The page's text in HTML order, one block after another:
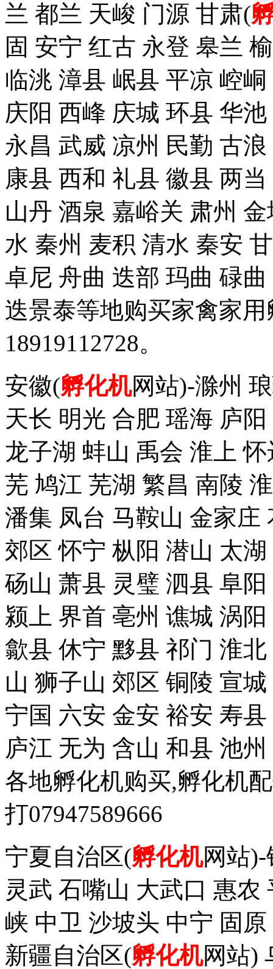
兰 都兰 天峻 门源 甘肃(
固 安宁 红古 永登 皋兰
临洮 漳县 岷县 平凉 崆
庆阳 西峰 庆城 环县 华
永昌 武威 凉州 民勤 古
康县 西和 礼县 徽县 两
山丹 酒泉 嘉峪关 肃州
水 秦州 麦积 清水 秦安
卓尼 舟曲 迭部 玛曲 碌
迭景泰等地购买家禽家
18919112728。
安徽(孵化机网站)-滁州
天长 明光 合肥 瑶海 庐
龙子湖 蚌山 禹会 淮上
芜 鸠江 芜湖 繁昌 南陵
潘集 凤台 马鞍山 金家庄
郊区 怀宁 枞阳 潜山 太
砀山 萧县 灵璧 泗县 阜
颍上 界首 亳州 谯城 涡
歙县 休宁 黟县 祁门 淮
山 狮子山 郊区 铜陵 宣
宁国 六安 金安 裕安 寿
庐江 无为 含山 和县 池
各地孵化机购买,孵化机
打07947589666
宁夏自治区(孵化机网站)-
灵武 石嘴山 大武口 惠农
峡 中卫 沙坡头 中宁 固
新疆自治区(孵化机网站)